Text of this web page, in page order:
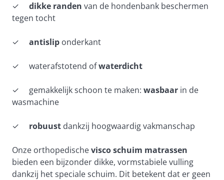
✓ dikke randen van de hondenbank beschermen
tegen tocht
✓ antislip onderkant
✓ waterafstotend ofwaterdicht
✓ gemakkelijk schoon te maken: wasbaar in de
wasmachine
✓ robuust dankzij hoogwaardig vakmanschap
Onze orthopedischevisco schuim matrassen
bieden een bijzonder dikke, vormstabiele vulling
dankzij het speciale schuim. Dit betekent dat er geen